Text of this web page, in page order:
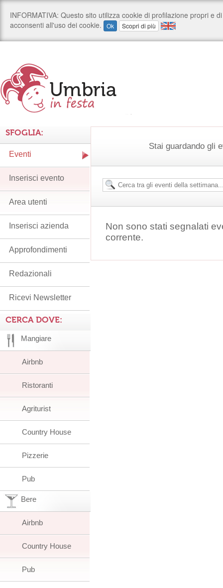
Stai guardando gli
Non sono stati segnalati
corrente.
SFOGLIA:
Eventi
Inserisci evento
Area utenti
Inserisci azienda
Approfondimenti
Redazionali
Ricevi Newsletter
CERCA DOVE:
Mangiare
Airbnb
Ristoranti
Agriturist
Country House
Pizzerie
Pub
Bere
Airbnb
Country House
Pub